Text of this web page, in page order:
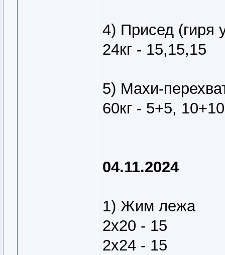
4) Присед (гиря
24кг - 15,15,15
5) Махи-
60кг - 5+5,
04.11.2024
1) Жим лежа
2х20 - 15
2х24 - 15